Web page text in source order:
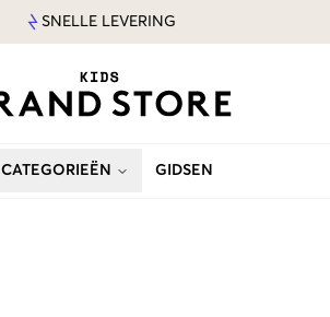
SNELLE LEVERING
CATEGORIEËN GIDSEN